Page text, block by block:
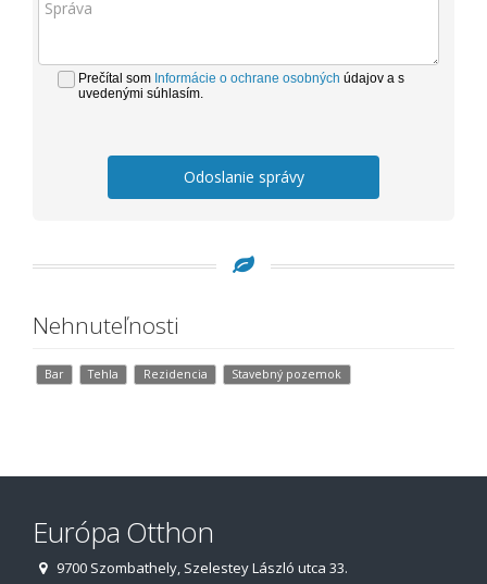
Prečítal som Informácie o ochrane osobných údajov a s
uvedenými súhlasím.
Odoslanie správy
Nehnuteľnosti
Bar Tehla Rezidencia Stavebný pozemok
Európa Otthon
9700 Szombathely, Szelestey László utca 33.